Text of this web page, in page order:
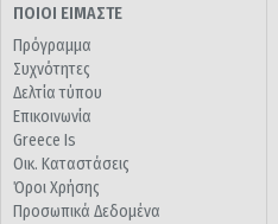
ΠΟΙΟΙ ΕΙΜΑΣΤΕ
Πρόγραμμα
Συχνότητες
Δελτία τύπου
Επικοινωνία
Greece Is
Οικ. Καταστάσεις
Όροι Χρήσης
Προσωπικά Δεδομένα